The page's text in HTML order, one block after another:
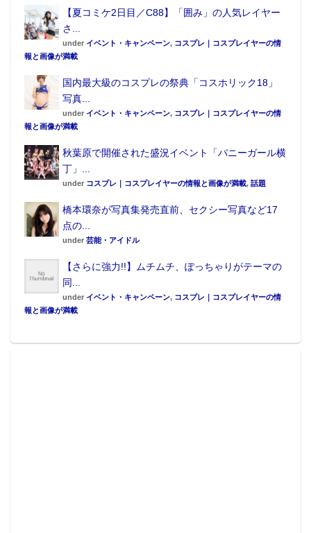
【夏コミケ2日目／C88】「囲み」の人気レイヤー
さ...
under イベント・キャンペーン, コスプレ｜コスプレイヤーの情
報と画像が満載
国内最大級のコスプレの祭典「コスホリック18」
写真...
under イベント・キャンペーン, コスプレ｜コスプレイヤーの情
報と画像が満載
秋葉原で開催された盛況イベント「バニーガール横
丁」...
under コスプレ｜コスプレイヤーの情報と画像が満載, 話題
橋本環奈が写真集発売直前、セクシー写真など17
点の...
under 芸能・アイドル
【さらに強力!!】ムチムチ、ぽっちゃりがテーマの
同...
under イベント・キャンペーン, コスプレ｜コスプレイヤーの情
報と画像が満載